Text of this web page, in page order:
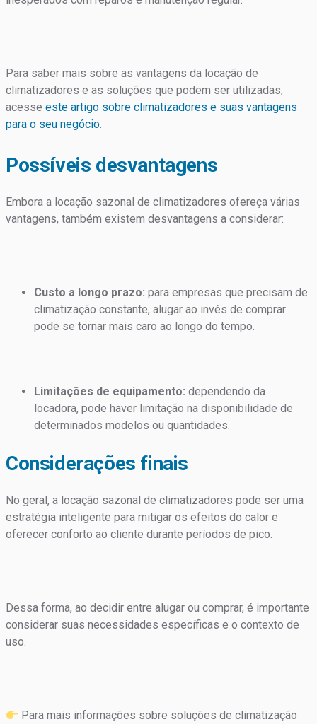
Para saber mais sobre as vantagens da locação de
climatizadores e as soluções que podem ser utilizadas,
acesse este artigo sobre climatizadores e suas vantagens
para o seu negócio.
Possíveis desvantagens
Embora a locação sazonal de climatizadores ofereça várias
vantagens, também existem desvantagens a considerar:
Custo a longo prazo: para empresas que precisam de
climatização constante, alugar ao invés de comprar
pode se tornar mais caro ao longo do tempo.
Limitações de equipamento: dependendo da
locadora, pode haver limitação na disponibilidade de
determinados modelos ou quantidades.
Considerações finais
No geral, a locação sazonal de climatizadores pode ser uma
estratégia inteligente para mitigar os efeitos do calor e
oferecer conforto ao cliente durante períodos de pico.
Dessa forma, ao decidir entre alugar ou comprar, é importante
considerar suas necessidades específicas e o contexto de
uso.
Para mais informações sobre soluções de climatização